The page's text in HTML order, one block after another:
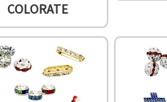
COLORATE